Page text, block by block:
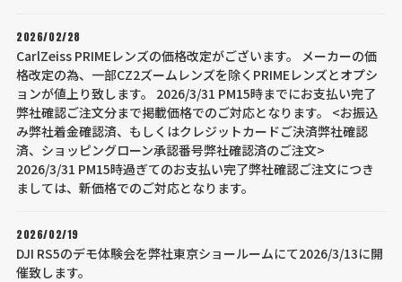
2026/02/28
CarlZeiss PRIMEレンズの価格改定がございます。 メーカーの価
格改定の為、一部CZ2ズームレンズを除くPRIMEレンズとオプシ
ョンが値上り致します。 2026/3/31 PM15時までにお支払い完了
弊社確認ご注文分まで掲載価格でのご対応となります。 <お振込
み弊社着金確認済、もしくはクレジットカードご決済弊社確認
済、ショッピングローン承認番号弊社確認済のご注文>
2026/3/31 PM15時過ぎてのお支払い完了弊社確認ご注文につき
ましては、新価格でのご対応となります。
2026/02/19
DJI RS5のデモ体験会を弊社東京ショールームにて2026/3/13に開
催致します。